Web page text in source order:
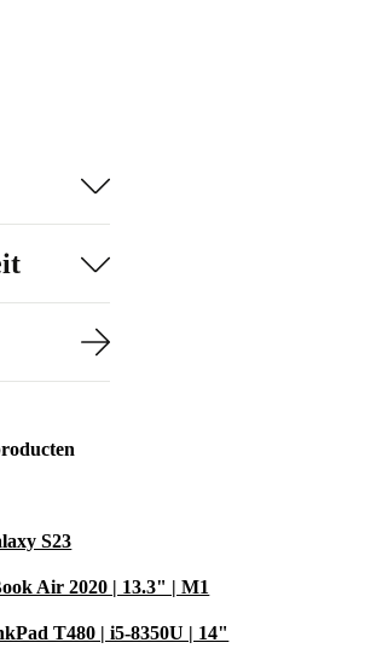
S23
Air 2020 | 13.3" | M1
T480 | i5-8350U | 14"